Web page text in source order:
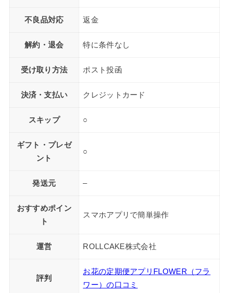
不良品対応 返金
解約・退会 特に条件なし
受け取り方法 ポスト投函
決済・支払い クレジットカード
スキップ ○
ギフト・プレゼ
ント
○
発送元 –
おすすめポイン
ト
スマホアプリで簡単操作
運営 ROLLCAKE株式会社
評判
お花の定期便アプリFLOWER（フラ
ワー）の口コミ